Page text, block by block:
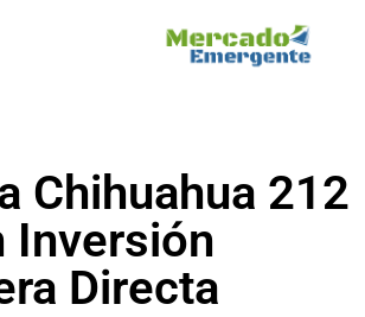
Chihuahua 212
Inversión
Directa